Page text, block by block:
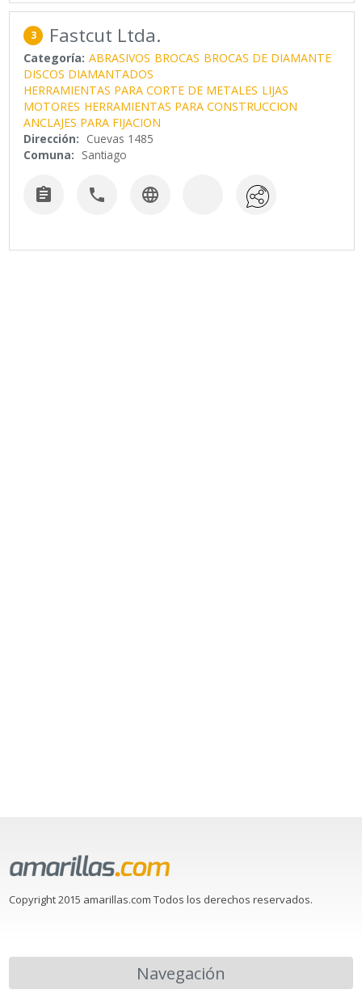
3 Fastcut Ltda.
Categoría: ABRASIVOS BROCAS BROCAS DE DIAMANTE
DISCOS DIAMANTADOS
HERRAMIENTAS PARA CORTE DE METALES LIJAS
MOTORES HERRAMIENTAS PARA CONSTRUCCION
ANCLAJES PARA FIJACION
Dirección: Cuevas 1485
Comuna: Santiago
  
Copyright 2015 amarillas.com Todos los derechos reservados.
Navegación